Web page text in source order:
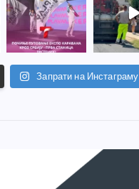
Запрати на Инстаграму